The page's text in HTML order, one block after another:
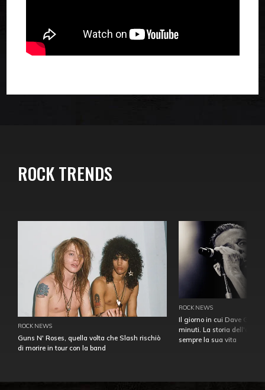
ROCK TRENDS
ROCK NEWS
Guns N' Roses, quella volta che Slash rischiò
di morire in tour con la band
ROCK NEWS
Il giorno in cui Dave
minuti. La storia
sempre la sua vita